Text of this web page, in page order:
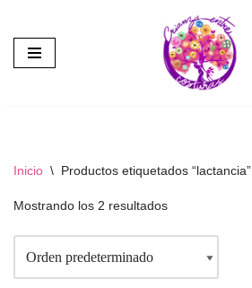
Saltar
al
Inicio \ Productos etiquetados “lactancia”
Mostrando los 2 resultados